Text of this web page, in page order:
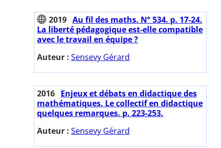
2019 Au fil des maths. N° 534. p. 17-24.
La liberté pédagogique est-elle compatible
avec le travail en équipe ?
Auteur : Sensevy Gérard
2016 Enjeux et débats en didactique des
mathématiques. Le collectif en didactique
quelques remarques. p. 223-253.
Auteur : Sensevy Gérard